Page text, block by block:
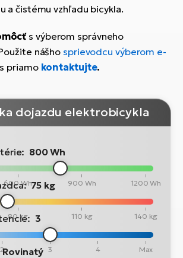
a čistému vzhľadu bicykla.
s výberom správneho
nášho sprievodcu výberom e-
priamo kontaktujte.
dojazdu elektrobicykla
800 Wh
600 Wh 900 Wh 1200 Wh
75 kg
80 kg 110 kg 140 kg
3
2 3 4 Max
Rovinatý